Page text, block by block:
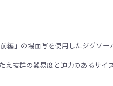
編」の場面写を使用したジグソー
抜群の難易度と迫力のあるサイ